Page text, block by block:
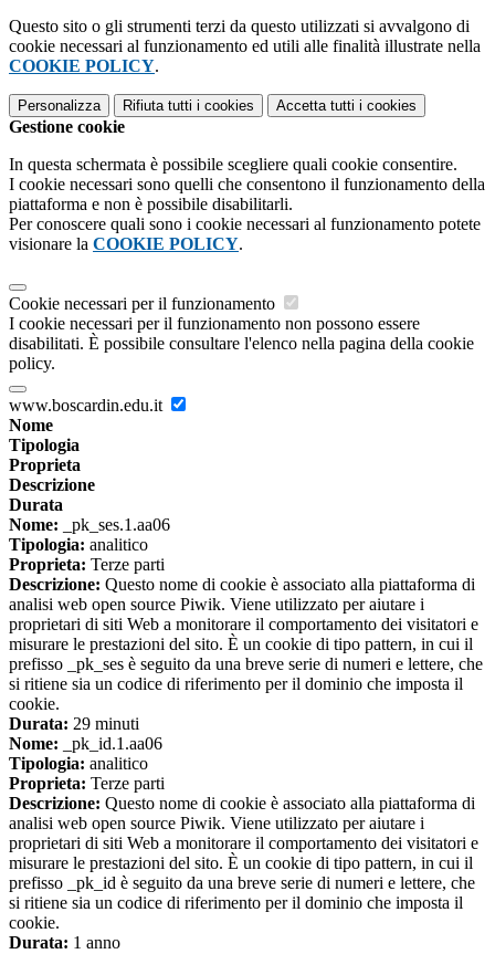
Questo sito o gli strumenti terzi da questo utilizzati si avvalgono di
cookie necessari al funzionamento ed utili alle finalità illustrate nella
COOKIE POLICY.
Personalizza Rifiuta tutti i cookies Accetta tutti i cookies
Gestione cookie
In questa schermata è possibile scegliere quali cookie consentire.
I cookie necessari sono quelli che consentono il funzionamento della
piattaforma e non è possibile disabilitarli.
Per conoscere quali sono i cookie necessari al funzionamento potete
visionare la COOKIE POLICY.
Cookie necessari per il funzionamento
I cookie necessari per il funzionamento non possono essere
disabilitati. È possibile consultare l'elenco nella pagina della cookie
policy.
www.boscardin.edu.it
Nome
Tipologia
Proprieta
Descrizione
Durata
Nome: _pk_ses.1.aa06
Tipologia: analitico
Proprieta: Terze parti
Descrizione: Questo nome di cookie è associato alla piattaforma di
analisi web open source Piwik. Viene utilizzato per aiutare i
proprietari di siti Web a monitorare il comportamento dei visitatori e
misurare le prestazioni del sito. È un cookie di tipo pattern, in cui il
prefisso _pk_ses è seguito da una breve serie di numeri e lettere, che
si ritiene sia un codice di riferimento per il dominio che imposta il
cookie.
Durata: 29 minuti
Nome: _pk_id.1.aa06
Tipologia: analitico
Proprieta: Terze parti
Descrizione: Questo nome di cookie è associato alla piattaforma di
analisi web open source Piwik. Viene utilizzato per aiutare i
proprietari di siti Web a monitorare il comportamento dei visitatori e
misurare le prestazioni del sito. È un cookie di tipo pattern, in cui il
prefisso _pk_id è seguito da una breve serie di numeri e lettere, che
si ritiene sia un codice di riferimento per il dominio che imposta il
cookie.
Durata: 1 anno